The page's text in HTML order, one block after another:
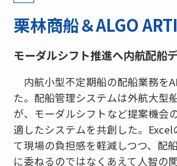
栗林商船＆ALGO
モーダルシフト推進へ内航配船
内航小型不定期船の配船業務を
た。配船管理システムは外航大型
が、モーダルシフトなど提案機会
適したシステムを共創した。Excel
て現場の負担感を軽減しつつ、配
に委ねるのではなくあえて人智の